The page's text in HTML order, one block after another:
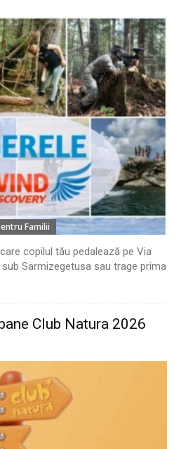
Familii
copilul tău pedalează pe Via
Sarmizegetusa sau trage prima
Club Natura 2026